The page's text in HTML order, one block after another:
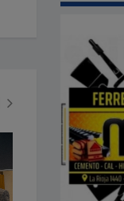
SOCIEDAD